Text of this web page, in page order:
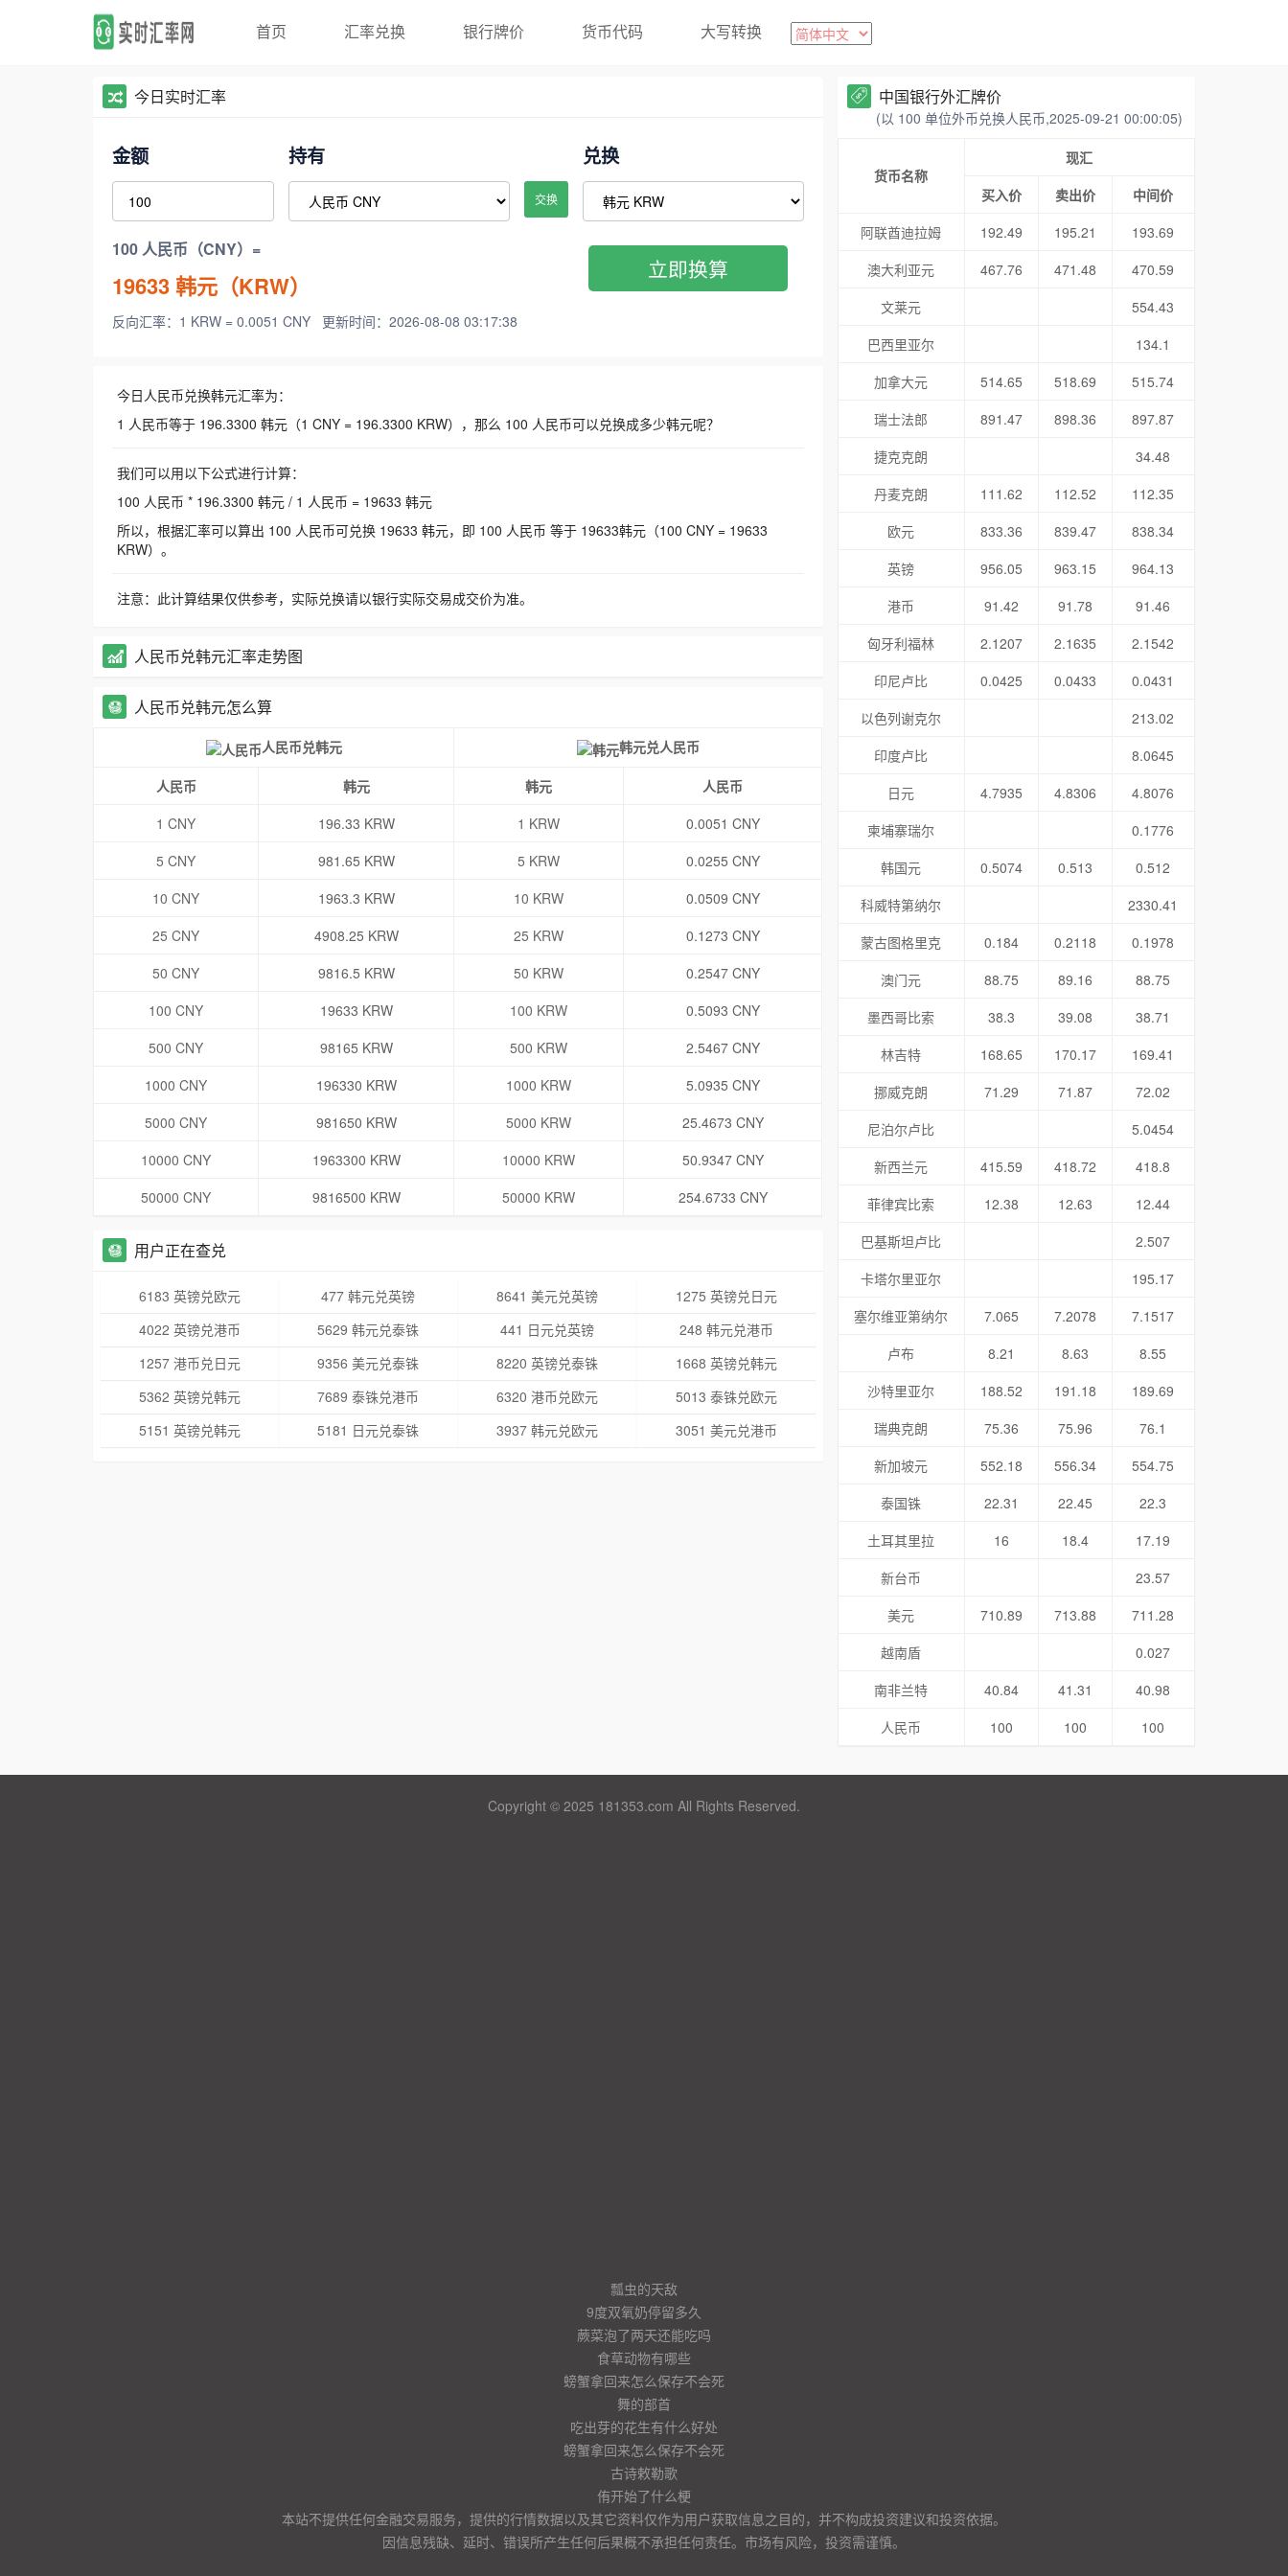
首页 汇率兑换 银行牌价 货币代码 大写转换
今日实时汇率
金额 持有
交换
兑换
100 人民币（CNY）=
19633韩元（KRW）
反向汇率：1 KRW = 0.0051 CNY 更新时间：2026-08-08 03:17:38
立即换算
今日人民币兑换韩元汇率为：
1 人民币等于 196.3300 韩元（1 CNY = 196.3300 KRW），那么 100 人民币可以兑换成多少韩元呢？
我们可以用以下公式进行计算：
100 人民币 * 196.3300 韩元 / 1 人民币 = 19633 韩元
所以，根据汇率可以算出 100 人民币可兑换 19633 韩元，即 100 人民币 等于 19633韩元（100 CNY = 19633
KRW）。
注意：此计算结果仅供参考，实际兑换请以银行实际交易成交价为准。
人民币兑韩元汇率走势图
人民币兑韩元怎么算
人民币兑韩元 韩元兑人民币
人民币 韩元 韩元
人民币
1 CNY
196.33 KRW 1 KRW
0.0051 CNY
5 CNY
981.65 KRW 5 KRW
0.0255 CNY
10 CNY
1963.3 KRW 10 KRW
0.0509 CNY
25 CNY
4908.25 KRW 25 KRW
0.1273 CNY
50 CNY
9816.5 KRW 50 KRW
0.2547 CNY
100 CNY
19633 KRW 100 KRW
0.5093 CNY
500 CNY
98165 KRW 500 KRW
2.5467 CNY
1000 CNY
196330 KRW 1000 KRW
5.0935 CNY
5000 CNY
981650 KRW 5000 KRW
25.4673 CNY
10000 CNY
1963300 KRW 10000 KRW
50.9347 CNY
50000 CNY
9816500 KRW 50000 KRW 254.6733 CNY
用户正在查兑
6183 英镑兑欧元 477 韩元兑英镑 8641 美元兑英镑
1275 英镑兑日元
4022 英镑兑港币
5629 韩元兑泰铢 441 日元兑英镑
248 韩元兑港币
1257 港币兑日元
9356 美元兑泰铢 8220 英镑兑泰铢
1668 英镑兑韩元
5362 英镑兑韩元
7689 泰铢兑港币 6320 港币兑欧元
5013 泰铢兑欧元
5151 英镑兑韩元
5181 日元兑泰铢 3937 韩元兑欧元 3051 美元兑港币
中国银行外汇牌价
(以 100 单位外币兑换人民币,2025-09-21 00:00:05)
货币名称
现汇
买入价
卖出价
中间价
阿联酋迪拉姆
192.49 195.21
193.69
澳大利亚元
467.76 471.48
470.59
文莱元
554.43
巴西里亚尔
134.1
加拿大元
514.65 518.69
515.74
瑞士法郎
891.47 898.36
897.87
捷克克朗
34.48
丹麦克朗
111.62 112.52
112.35
欧元
833.36 839.47
838.34
英镑
956.05 963.15
964.13
港币
91.42 91.78
91.46
匈牙利福林
2.1207 2.1635
2.1542
印尼卢比
0.0425 0.0433
0.0431
以色列谢克尔
213.02
印度卢比
8.0645
日元
4.7935 4.8306
4.8076
柬埔寨瑞尔
0.1776
韩国元
0.5074 0.513
0.512
科威特第纳尔
2330.41
蒙古图格里克
0.184 0.2118
0.1978
澳门元
88.75 89.16
88.75
墨西哥比索
38.3 39.08
38.71
林吉特
168.65 170.17
169.41
挪威克朗
71.29 71.87
72.02
尼泊尔卢比
5.0454
新西兰元
415.59 418.72
418.8
菲律宾比索
12.38 12.63
12.44
巴基斯坦卢比
2.507
卡塔尔里亚尔
195.17
塞尔维亚第纳尔
7.065 7.2078
7.1517
卢布
8.21 8.63
8.55
沙特里亚尔
188.52 191.18
189.69
瑞典克朗
75.36 75.96
76.1
新加坡元
552.18 556.34
554.75
泰国铢
22.31 22.45
22.3
土耳其里拉
16 18.4
17.19
新台币
23.57
美元
710.89 713.88
711.28
越南盾
0.027
南非兰特
40.84 41.31
40.98
人民币
100 100 100
Copyright © 2025 181353.com All Rights Reserved.
瓢虫的天敌
9度双氧奶停留多久
蕨菜泡了两天还能吃吗
食草动物有哪些
螃蟹拿回来怎么保存不会死
舞的部首
吃出芽的花生有什么好处
螃蟹拿回来怎么保存不会死
古诗敕勒歌
侑开始了什么梗
本站不提供任何金融交易服务，提供的行情数据以及其它资料仅作为用户获取信息之目的，并不构成投资建议和投资依据。
因信息残缺、延时、错误所产生任何后果概不承担任何责任。市场有风险，投资需谨慎。